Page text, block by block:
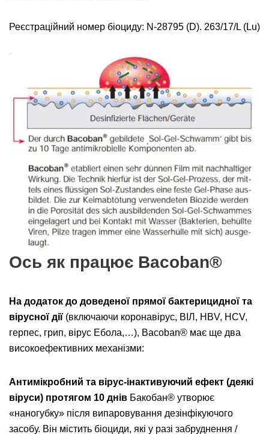
Реєстраційний номер біоциду: N-28795 (D). 263/17/L (Lu)
Ось як працює Bacoban®
На додаток до доведеної прямої бактерицидної та
вірусної дії (включаючи коронавірус, ВІЛ, HBV, HCV,
герпес, грип, вірус Ебола,…), Bacoban® має ще два
високоефективних механізми:
Антимікробний та вірус-інактивуючий ефект (деякі
віруси) протягом 10 днів Бакобан® утворює
«наногубку» після випаровування дезінфікуючого
засобу. Він містить біоциди, які у разі забруднення /